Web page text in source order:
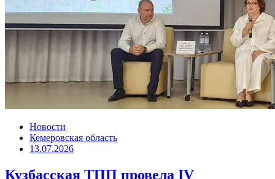
Новости
Кемеровская область
13.07.2026
Кузбасская ТПП провела IV